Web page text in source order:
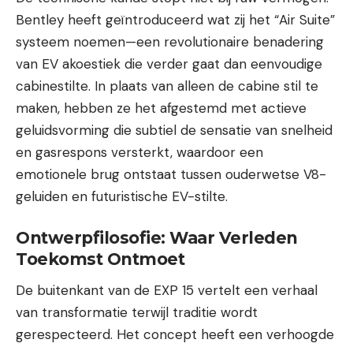
Bentley heeft geïntroduceerd wat zij het “Air Suite”
systeem noemen—een revolutionaire benadering
van EV akoestiek die verder gaat dan eenvoudige
cabinestilte. In plaats van alleen de cabine stil te
maken, hebben ze het afgestemd met actieve
geluidsvorming die subtiel de sensatie van snelheid
en gasrespons versterkt, waardoor een
emotionele brug ontstaat tussen ouderwetse V8-
geluiden en futuristische EV-stilte.
Ontwerpfilosofie: Waar Verleden
Toekomst Ontmoet
De buitenkant van de EXP 15 vertelt een verhaal
van transformatie terwijl traditie wordt
gerespecteerd. Het concept heeft een verhoogde